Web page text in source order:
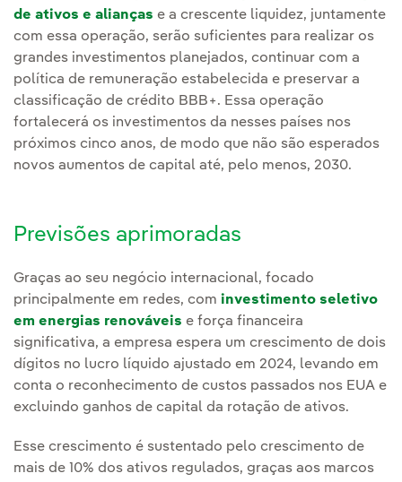
de ativos e alianças e a crescente liquidez, juntamente
com essa operação, serão suficientes para realizar os
grandes investimentos planejados, continuar com a
política de remuneração estabelecida e preservar a
classificação de crédito BBB+. Essa operação
fortalecerá os investimentos da nesses países nos
próximos cinco anos, de modo que não são esperados
novos aumentos de capital até, pelo menos, 2030.
Previsões aprimoradas
Graças ao seu negócio internacional, focado
principalmente em redes, com investimento seletivo
em energias renováveis e força financeira
significativa, a empresa espera um crescimento de dois
dígitos no lucro líquido ajustado em 2024, levando em
conta o reconhecimento de custos passados nos EUA e
excluindo ganhos de capital da rotação de ativos.
Esse crescimento é sustentado pelo crescimento de
mais de 10% dos ativos regulados, graças aos marcos